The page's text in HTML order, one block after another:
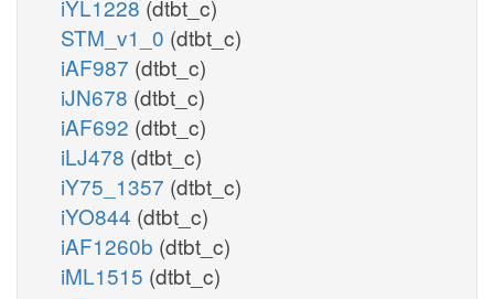
iYL1228 (dtbt_c)
STM_v1_0 (dtbt_c)
iAF987 (dtbt_c)
iJN678 (dtbt_c)
iAF692 (dtbt_c)
iLJ478 (dtbt_c)
iY75_1357 (dtbt_c)
iYO844 (dtbt_c)
iAF1260b (dtbt_c)
iML1515 (dtbt_c)